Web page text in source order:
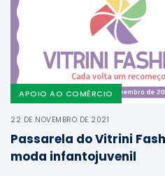
APOIO AO COMÉRCIO
22 DE NOVEMBRO DE 2021
Passarela do Vitrini
moda infantojuvenil